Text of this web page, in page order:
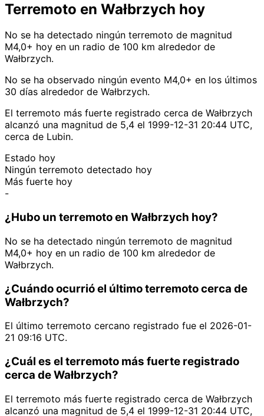
Terremoto en Wałbrzych hoy
No se ha detectado ningún terremoto de magnitud
M4,0+ hoy en un radio de 100 km alrededor de
Wałbrzych.
No se ha observado ningún evento M4,0+ en los últimos
30 días alrededor de Wałbrzych.
El terremoto más fuerte registrado cerca de Wałbrzych
alcanzó una magnitud de 5,4 el 1999-12-31 20:44 UTC,
cerca de Lubin.
Estado hoy
Ningún terremoto detectado hoy
Más fuerte hoy
-
¿Hubo un terremoto en Wałbrzych hoy?
No se ha detectado ningún terremoto de magnitud
M4,0+ hoy en un radio de 100 km alrededor de
Wałbrzych.
¿Cuándo ocurrió el último terremoto cerca de
Wałbrzych?
El último terremoto cercano registrado fue el 2026-01-
21 09:16 UTC.
¿Cuál es el terremoto más fuerte registrado
cerca de Wałbrzych?
El terremoto más fuerte registrado cerca de Wałbrzych
alcanzó una magnitud de 5,4 el 1999-12-31 20:44 UTC,